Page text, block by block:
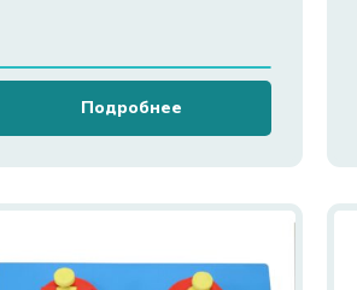
Подробнее